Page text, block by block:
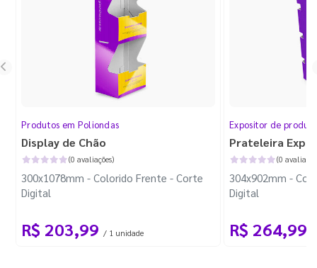
Produtos em Poliondas
Display de Chão
(0 avaliações)
300x1078mm - Colorido Frente - Corte
Digital
R$ 203,99 / 1 unidade
Expositor de
Prateleira
(0
304x902mm -
Digital
R$ 264,99